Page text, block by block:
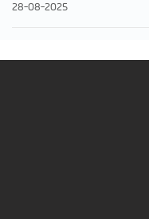
28-08-2025